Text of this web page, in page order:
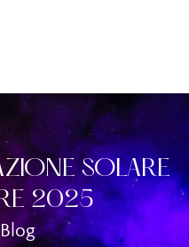
SOLARE
2025
Blog